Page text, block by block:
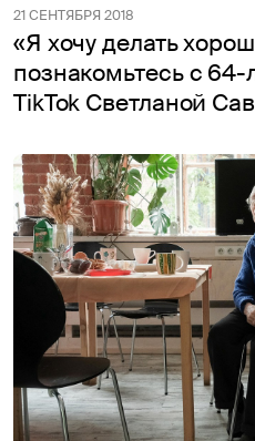
21 СЕНТЯБРЯ 2018
«Я хочу делать
познакомьтесь с 64-
TikTok Светланой